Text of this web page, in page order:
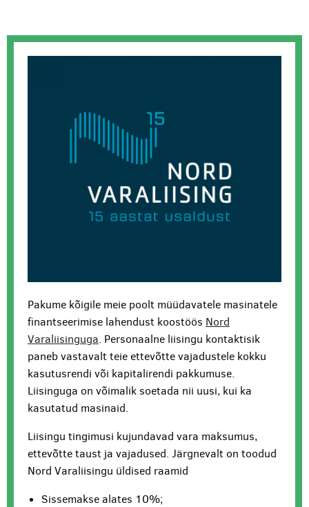
Pakume kõigile meie poolt müüdavatele masinatele
finantseerimise lahendust koostöös Nord
Varaliisinguga. Personaalne liisingu kontaktisik
paneb vastavalt teie ettevõtte vajadustele kokku
kasutusrendi või kapitalirendi pakkumuse.
Liisinguga on võimalik soetada nii uusi, kui ka
kasutatud masinaid.
Liisingu tingimusi kujundavad vara maksumus,
ettevõtte taust ja vajadused. Järgnevalt on toodud
Nord Varaliisingu üldised raamid
Sissemakse alates 10%;